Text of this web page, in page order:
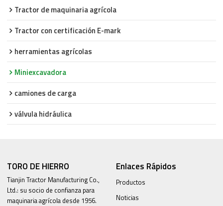
Tractor de maquinaria agrícola
Tractor con certificación E-mark
herramientas agrícolas
Miniexcavadora
camiones de carga
válvula hidráulica
TORO DE HIERRO
Tianjin Tractor Manufacturing Co.,
Ltd.: su socio de confianza para
maquinaria agrícola desde 1956.
Enlaces Rápidos
Productos
Noticias